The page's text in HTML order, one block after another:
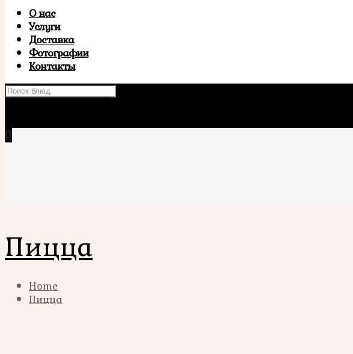
О нас
Услуги
Доставка
Фотографии
Контакты
0
Пицца
Home
Пицца